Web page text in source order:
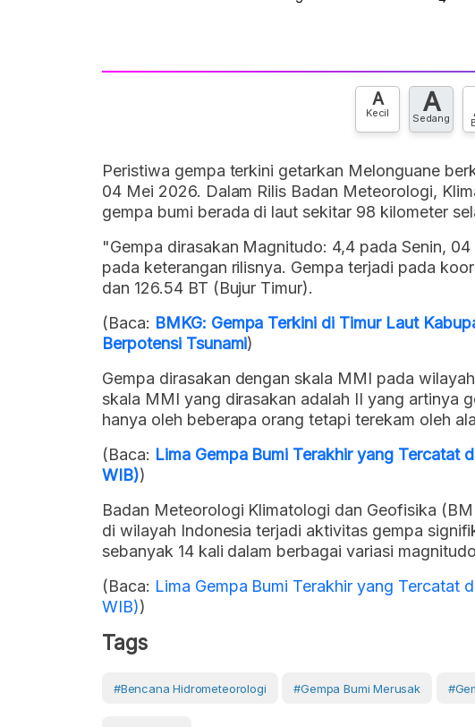
A
Kecil A
Sedang
Peristiwa gempa terkini getarkan Melonguane
04 Mei 2026. Dalam Rilis Badan Meteorologi,
gempa bumi berada di laut sekitar 98 kilometer
"Gempa dirasakan Magnitudo: 4,4 pada Senin,
pada keterangan rilisnya. Gempa terjadi pada
dan 126.54 BT (Bujur Timur).
(Baca: BMKG: Gempa Terkini di Timur Laut
Berpotensi Tsunami)
Gempa dirasakan dengan skala MMI pada
skala MMI yang dirasakan adalah II yang artinya
hanya oleh beberapa orang tetapi terekam oleh
(Baca: Lima Gempa Bumi Terakhir yang Tercatat
WIB))
Badan Meteorologi Klimatologi dan Geofisika
di wilayah Indonesia terjadi aktivitas gempa
sebanyak 14 kali dalam berbagai variasi
(Baca: Lima Gempa Bumi Terakhir yang Tercatat
WIB))
Tags
#bencana Hidrometeorologi #gempa Bumi Merusak